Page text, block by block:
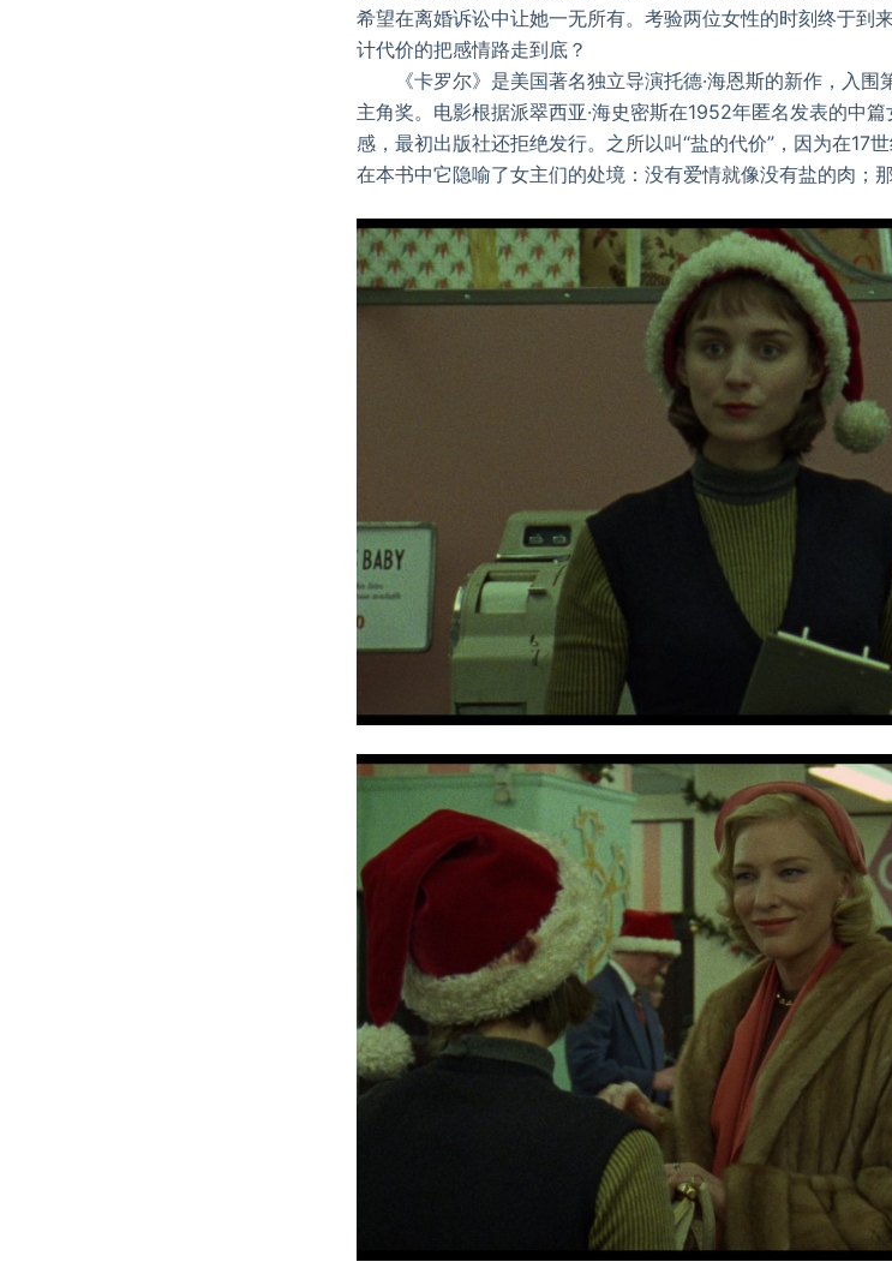
希望在离婚诉讼中让她一无所有。考验两位女性的时刻终于到
计代价的把感情路走到底？
《卡罗尔》是美国著名独立导演托德·海恩斯的新作，入围
主角奖。电影根据派翠西亚·海史密斯在1952年匿名发表的中
感，最初出版社还拒绝发行。之所以叫“盐的代价”，因为在17
在本书中它隐喻了女主们的处境：没有爱情就像没有盐的肉；